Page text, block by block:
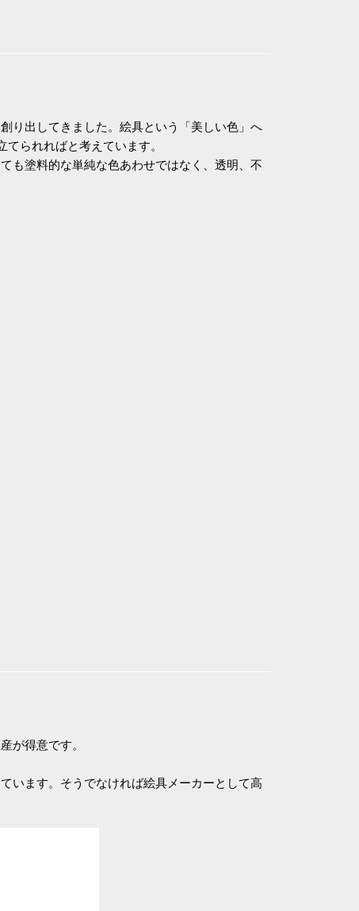
り出してきました。絵具という「美しい色」へ
られればと考えています。
も塗料的な単純な色あわせではなく、透明、不
が得意です。
います。そうでなければ絵具メーカーとして高